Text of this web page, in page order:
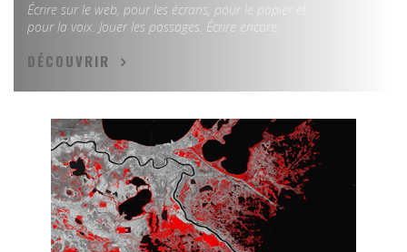
Écrire sur le web, pour les écrans, pour le papier et
pour la voix. Jouer les passages. Écrire encore.
DÉCOUVRIR